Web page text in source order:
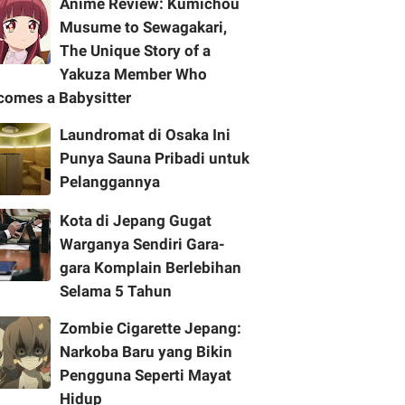
Anime Review: Kumichou
Musume to Sewagakari,
The Unique Story of a
Yakuza Member Who
a Babysitter
Laundromat di Osaka Ini
Punya Sauna Pribadi untuk
Pelanggannya
Kota di Jepang Gugat
Warganya Sendiri Gara-
gara Komplain Berlebihan
Selama 5 Tahun
Zombie Cigarette Jepang:
Narkoba Baru yang Bikin
Pengguna Seperti Mayat
Hidup